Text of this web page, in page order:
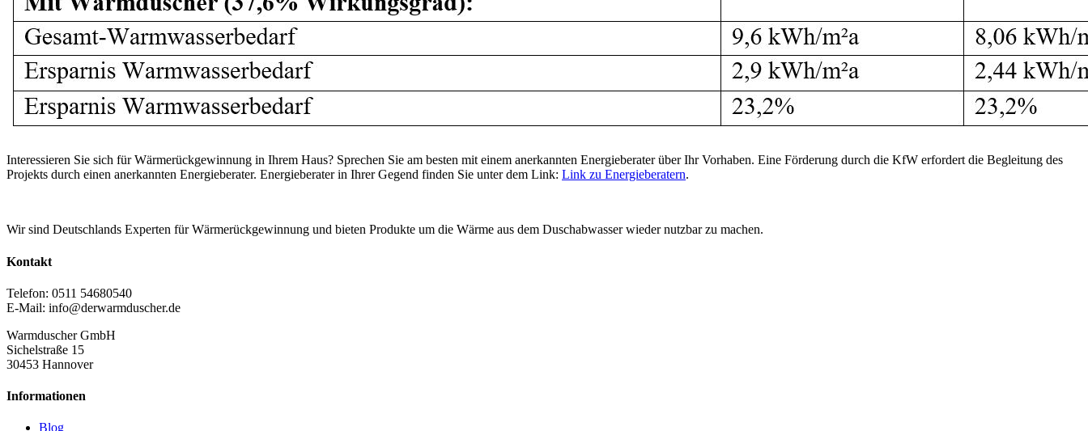
Interessieren Sie sich für Wärmerückgewinnung in Ihrem Haus? Sprechen Sie am besten mit einem anerkannten Energieberater über Ihr Vorhaben. Eine Förderung durch die KfW erfordert die Begleitung des
Projekts durch einen anerkannten Energieberater. Energieberater in Ihrer Gegend finden Sie unter dem Link: Link zu Energieberatern.
Wir sind Deutschlands Experten für Wärmerückgewinnung und bieten Produkte um die Wärme aus dem Duschabwasser wieder nutzbar zu machen.
Kontakt
Telefon: 0511 54680540
E-Mail: info@derwarmduscher.de
Warmduscher GmbH
Sichelstraße 15
30453 Hannover
Informationen
Blog